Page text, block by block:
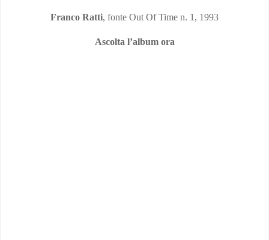
Franco Ratti, fonte Out Of Time n. 1, 1993
Ascolta l’album ora